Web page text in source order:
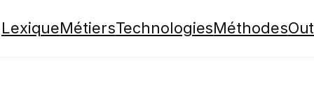
LexiqueMétiersTechnologiesMéthodes